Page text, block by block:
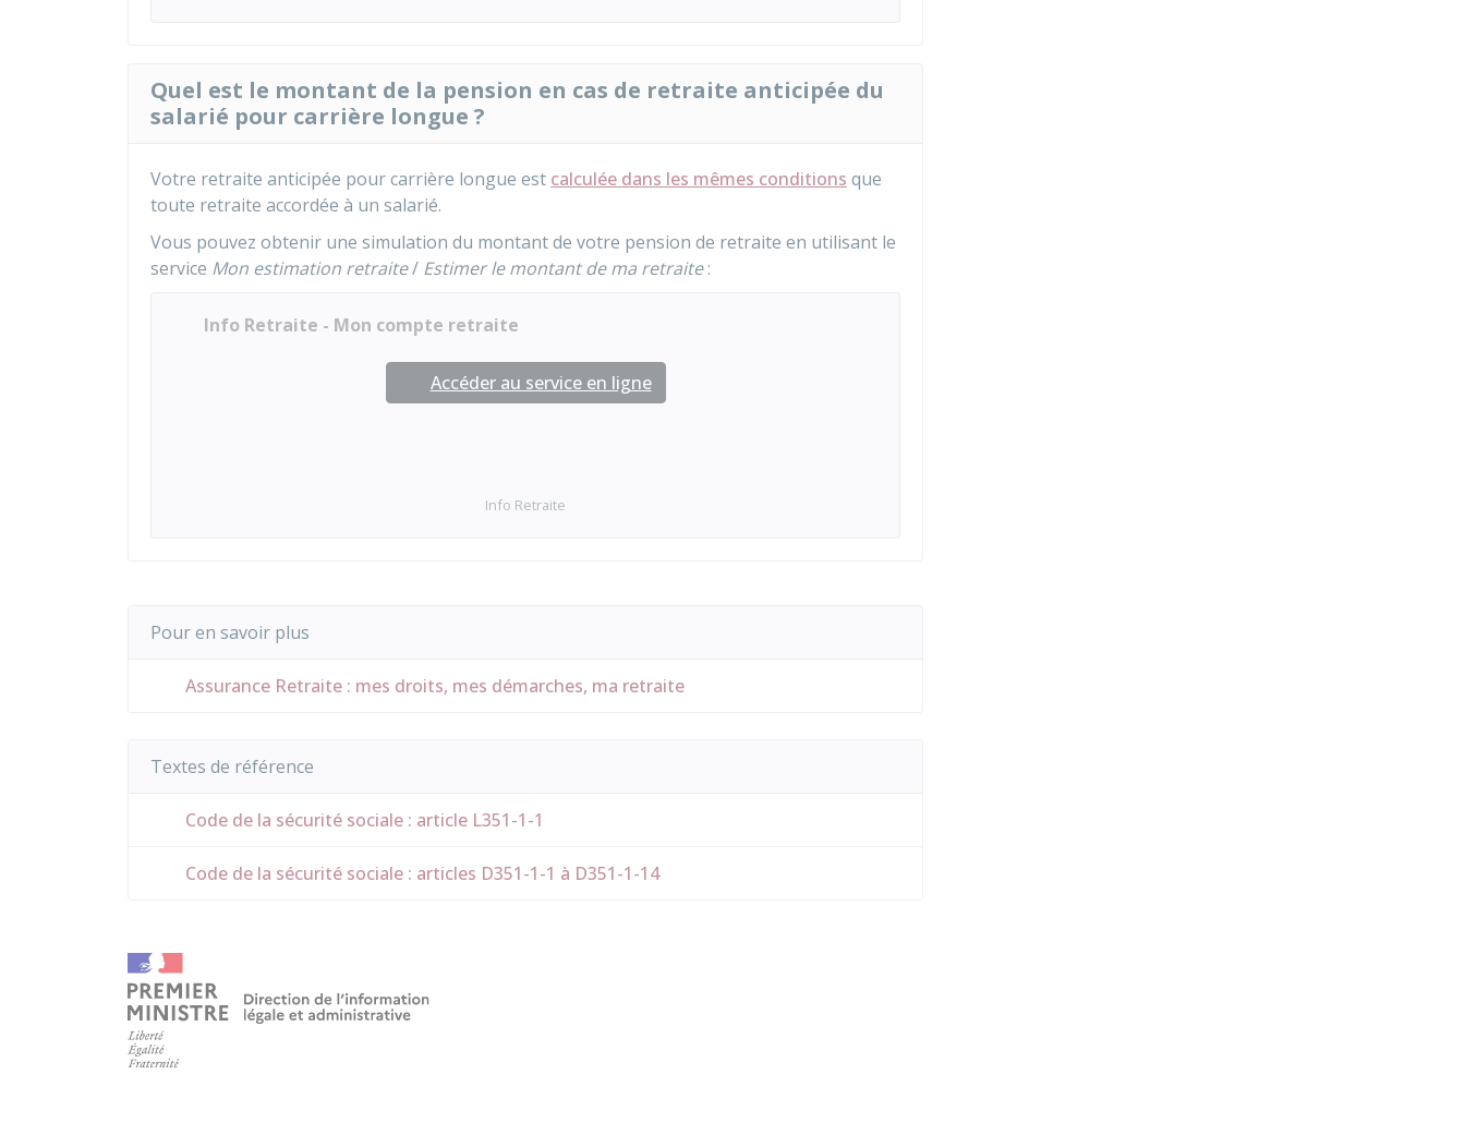
Quel est le montant de la pension en cas de retraite anticipée du
salarié pour carrière longue ?
Votre retraite anticipée pour carrière longue est calculée dans les mêmes conditions que
toute retraite accordée à un salarié.
Vous pouvez obtenir une simulation du montant de votre pension de retraite en utilisant le
service Mon estimation retraite/ Estimer le montant de ma retraite:
Info Retraite - Mon compte retraite
Accéder au service en ligne
Info Retraite
Pour en savoir plus
Assurance Retraite : mes droits, mes démarches, ma retraite
Textes de référence
Code de la sécurité sociale : article L351-1-1
Code de la sécurité sociale : articles D351-1-1 à D351-1-14